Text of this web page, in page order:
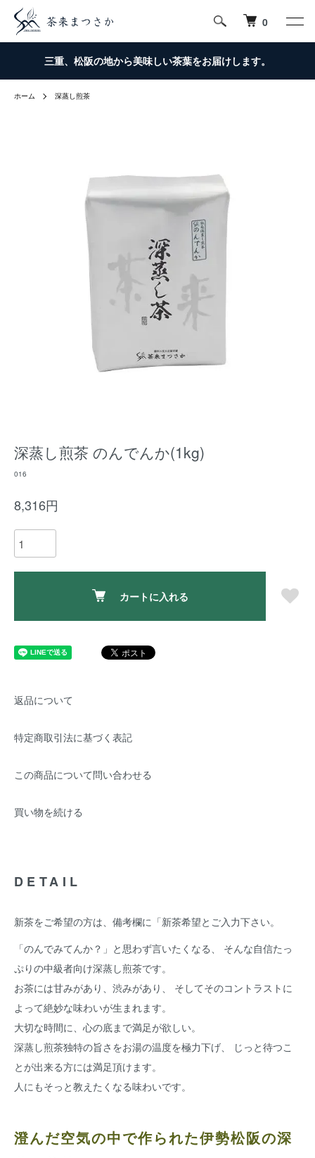
0
三重、松阪の地から美味しい茶葉をお届けします。
ホーム 深蒸し煎茶
深蒸し煎茶 のんでんか(1kg)
016
8,316円
カートに入れる
返品について
特定商取引法に基づく表記
この商品について問い合わせる
買い物を続ける
DETAIL
新茶をご希望の方は、備考欄に「新茶希望とご入力下さい。
「のんでみてんか？」と思わず言いたくなる、 そんな自信たっ
ぷりの中級者向け深蒸し煎茶です。
お茶には甘みがあり、渋みがあり、 そしてそのコントラストに
よって絶妙な味わいが生まれます。
大切な時間に、心の底まで満足が欲しい。
深蒸し煎茶独特の旨さをお湯の温度を極力下げ、 じっと待つこ
とが出来る方には満足頂けます。
人にもそっと教えたくなる味わいです。
澄んだ空気の中で作られた伊勢松阪の深